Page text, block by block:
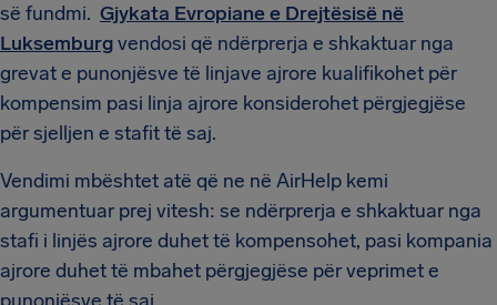
së fundmi. Gjykata Evropiane e Drejtësisë në
Luksemburgvendosi që ndërprerja e shkaktuar nga
grevat e punonjësve të linjave ajrore kualifikohet për
kompensim pasi linja ajrore konsiderohet përgjegjëse
për sjelljen e stafit të saj.
Vendimi mbështet atë që ne në AirHelp kemi
argumentuar prej vitesh: se ndërprerja e shkaktuar nga
stafi i linjës ajrore duhet të kompensohet, pasi kompania
ajrore duhet të mbahet përgjegjëse për veprimet e